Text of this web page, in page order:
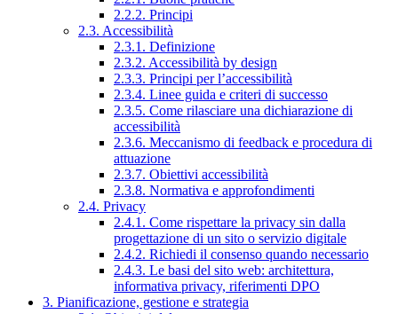
2.2.2. Principi
2.3. Accessibilità
2.3.1. Definizione
2.3.2. Accessibilità by design
2.3.3. Principi per l’accessibilità
2.3.4. Linee guida e criteri di successo
2.3.5. Come rilasciare una dichiarazione di
accessibilità
2.3.6. Meccanismo di feedback e procedura di
attuazione
2.3.7. Obiettivi accessibilità
2.3.8. Normativa e approfondimenti
2.4. Privacy
2.4.1. Come rispettare la privacy sin dalla
progettazione di un sito o servizio digitale
2.4.2. Richiedi il consenso quando necessario
2.4.3. Le basi del sito web: architettura,
informativa privacy, riferimenti DPO
3. Pianificazione, gestione e strategia